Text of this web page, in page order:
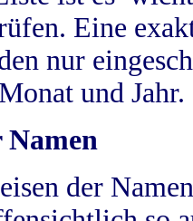
Eine
nur
und Jahr.
Namen
der